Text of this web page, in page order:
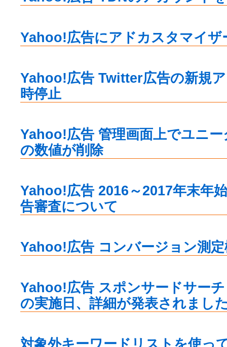
Yahoo!広告にアドカスタマイザ
Yahoo!広告 Twitter広告の新規
時停止
Yahoo!広告 管理画面上でユニ
の数値が削除
Yahoo!広告 2016～2017年末年
告審査について
Yahoo!広告 コンバージョン測
Yahoo!広告 スポンサードサー
の実施日、詳細が発表されまし
対象外キーワードリストを使っ